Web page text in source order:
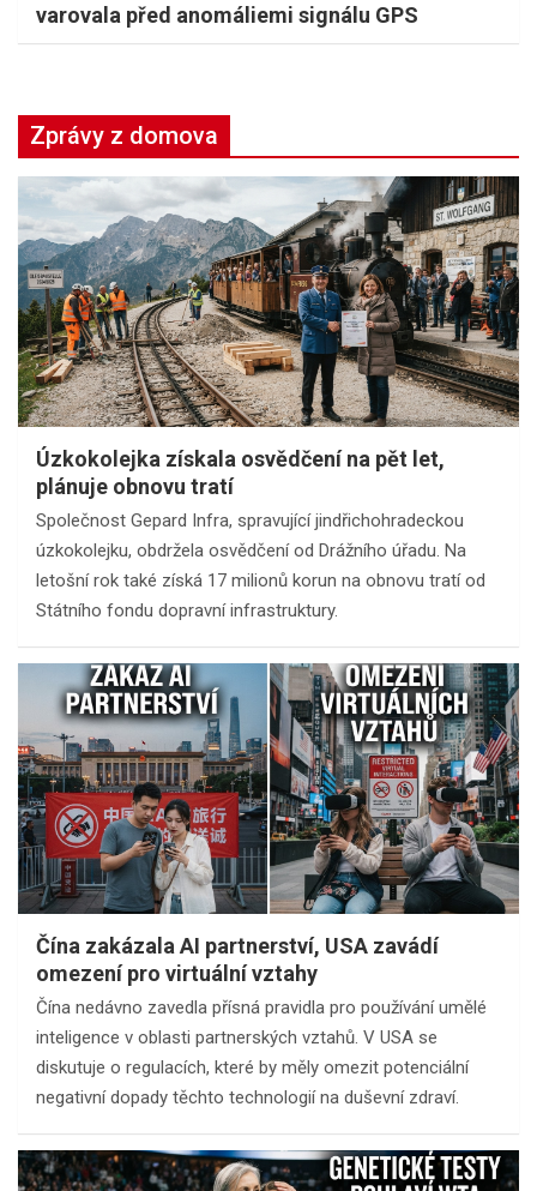
varovala před anomáliemi signálu GPS
Zprávy z domova
Úzkokolejka získala osvědčení na pět let,
plánuje obnovu tratí
Společnost Gepard Infra, spravující jindřichohradeckou
úzkokolejku, obdržela osvědčení od Drážního úřadu. Na
letošní rok také získá 17 milionů korun na obnovu tratí od
Státního fondu dopravní infrastruktury.
Čína zakázala AI partnerství, USA zavádí
omezení pro virtuální vztahy
Čína nedávno zavedla přísná pravidla pro používání umělé
inteligence v oblasti partnerských vztahů. V USA se
diskutuje o regulacích, které by měly omezit potenciální
negativní dopady těchto technologií na duševní zdraví.